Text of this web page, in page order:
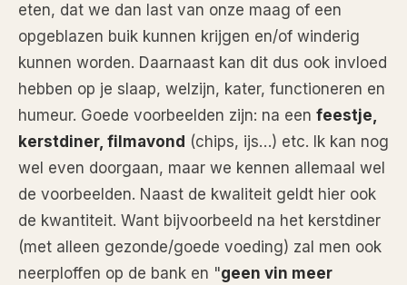
eten, dat we dan last van onze maag of een
opgeblazen buik kunnen krijgen en/of winderig
kunnen worden. Daarnaast kan dit dus ook invloed
hebben op je slaap, welzijn, kater, functioneren en
humeur. Goede voorbeelden zijn: na een feestje,
kerstdiner, filmavond (chips, ijs…) etc. Ik kan nog
wel even doorgaan, maar we kennen allemaal wel
de voorbeelden. Naast de kwaliteit geldt hier ook
de kwantiteit. Want bijvoorbeeld na het kerstdiner
(met alleen gezonde/goede voeding) zal men ook
neerploffen op de bank en "geen vin meer